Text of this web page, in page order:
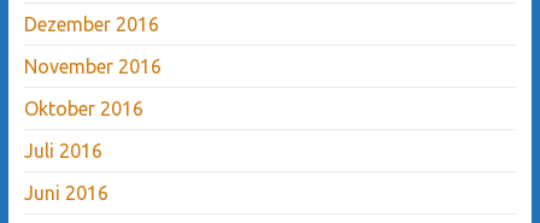
Dezember 2016
November 2016
Oktober 2016
Juli 2016
Juni 2016